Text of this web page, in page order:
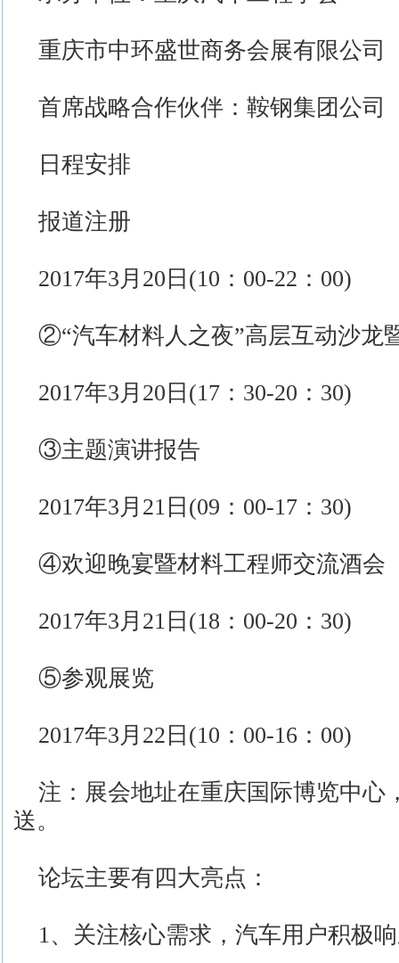
重庆市中环盛世商务会展有限公司
首席战略合作伙伴：鞍钢集团公司
日程安排
报道注册
2017年3月20日(10：00-22：00)
②“汽车材料人之夜”高层互动沙龙
2017年3月20日(17：30-20：30)
③主题演讲报告
2017年3月21日(09：00-17：30)
④欢迎晚宴暨材料工程师交流酒会
2017年3月21日(18：00-20：30)
⑤参观展览
2017年3月22日(10：00-16：00)
注：展会地址在重庆国际博览中心
送。
论坛主要有四大亮点：
1、关注核心需求，汽车用户积极